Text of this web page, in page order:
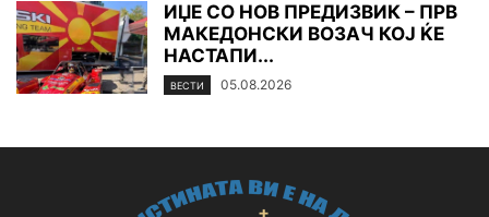
ИЏЕ СО НОВ ПРЕДИЗВИК – ПРВ
МАКЕДОНСКИ ВОЗАЧ КОЈ ЌЕ
НАСТАПИ...
ВЕСТИ 05.08.2026